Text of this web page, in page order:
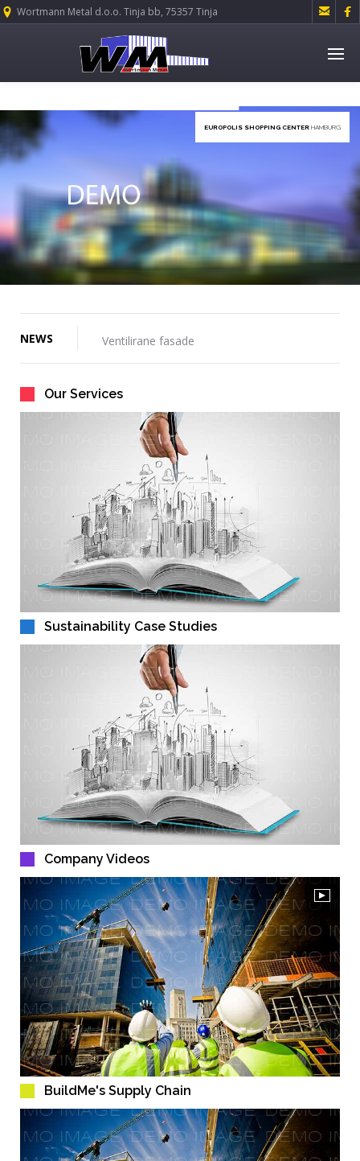
Wortmann Metal d.o.o. Tinja bb, 75357 Tinja  
EUROPOLIS SHOPPING CENTERHAMBURG
NEWS
Oaze na krovovima
Ventilirane fasade
Termoizolacioni paneli
Svjetlosni elementi / Svjetlarnici
Čelične konstrukcije
RAVNI KROVOVI
Our Services
Sustainability Case Studies
Company Videos
BuildMe's Supply Chain